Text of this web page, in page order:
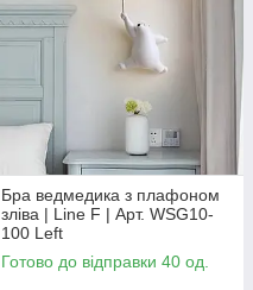
Бра ведмедика з плафоном
зліва | Line F | Арт. WSG10-
100 Left
Готово до відправки 40 од.